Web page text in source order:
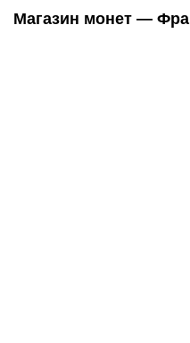
Магазин монет —